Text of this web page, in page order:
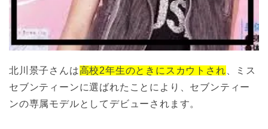
北川景子さんは高校2年生のときにスカウトされ 、ミス
セブンティーンに選ばれたことにより、セブンティー
ンの専属モデルとしてデビューされます。